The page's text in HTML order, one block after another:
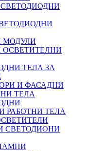
СВЕТОДИОДНИ
МОДУЛИ
ОСВЕТИТЕЛНИ
ТЕЛА ЗА
И ФАСАДНИ
ТЕЛА
РАБОТНИ ТЕЛА
СВЕТОДИОНИ